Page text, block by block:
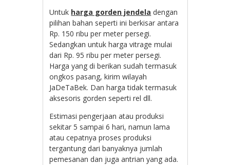
Untuk harga gorden jendela dengan
pilihan bahan seperti ini berkisar antara
Rp. 150 ribu per meter persegi.
Sedangkan untuk harga vitrage mulai
dari Rp. 95 ribu per meter persegi.
Harga yang di berikan sudah termasuk
ongkos pasang, kirim wilayah
JaDeTaBek. Dan harga tidak termasuk
aksesoris gorden seperti rel dll.
Estimasi pengerjaan atau produksi
sekitar 5 sampai 6 hari, namun lama
atau cepatnya proses produksi
tergantung dari banyaknya jumlah
pemesanan dan juga antrian yang ada.